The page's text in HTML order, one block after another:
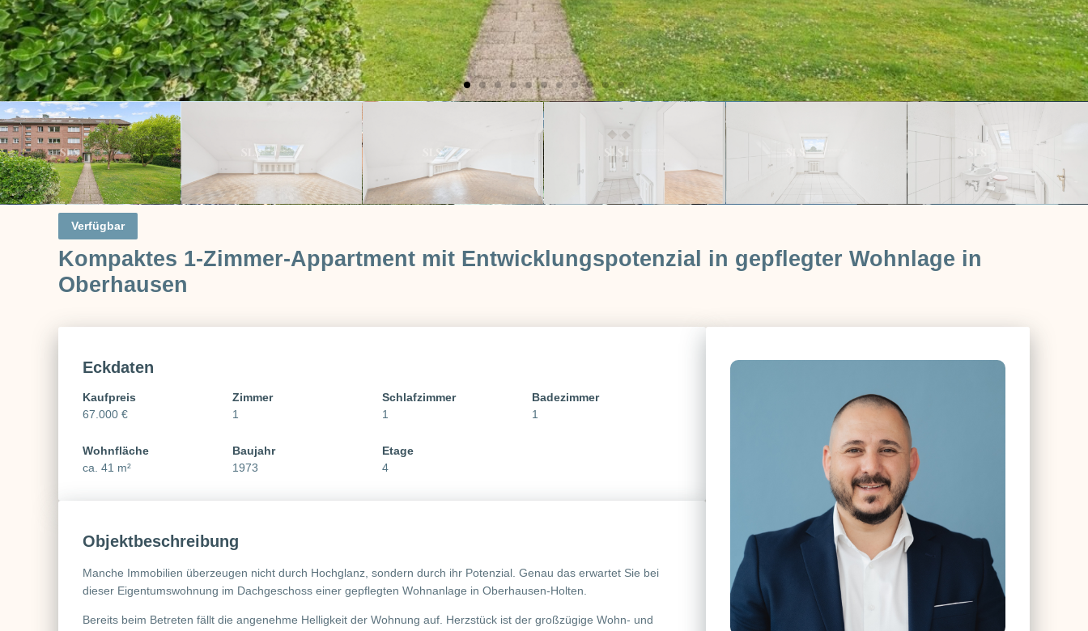
Verfügbar
Kompaktes 1-Zimmer-Appartment mit Entwicklungspotenzial in gepflegter Wohnlage in
Oberhausen
Eckdaten
Kaufpreis
67.000 €
Zimmer
1
Schlafzimmer
1
Badezimmer
1
Wohnfläche
ca. 41 m²
Baujahr
1973
Etage
4
Objektbeschreibung
Manche Immobilien überzeugen nicht durch Hochglanz, sondern durch ihr Potenzial. Genau das erwartet Sie bei
dieser Eigentumswohnung im Dachgeschoss einer gepflegten Wohnanlage in Oberhausen-Holten.
Bereits beim Betreten fällt die angenehme Helligkeit der Wohnung auf. Herzstück ist der großzügige Wohn- und